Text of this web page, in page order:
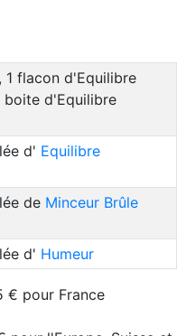
1 flacon d'Equilibre
boite d'Equilibre
d' Equilibre
de Minceur Brûle
d' Humeur
€ pour France